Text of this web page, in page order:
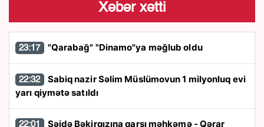
Xəbər xətti
23:17 "Qarabağ" "Dinamo"ya məğlub oldu
22:32
yarı qiymətə satıldı
22:01